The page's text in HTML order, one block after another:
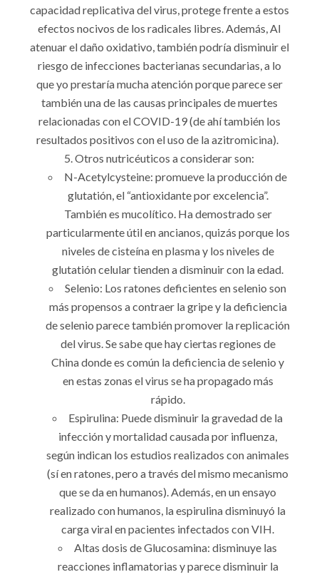
capacidad replicativa del virus, protege frente a estos
efectos nocivos de los radicales libres. Además, Al
atenuar el daño oxidativo, también podría disminuir el
riesgo de infecciones bacterianas secundarias, a lo
que yo prestaría mucha atención porque parece ser
también una de las causas principales de muertes
relacionadas con el COVID-19 (de ahí también los
resultados positivos con el uso de la azitromicina).
Otros nutricéuticos a considerar son:
N-Acetylcysteine: promueve la producción de
glutatión, el “antioxidante por excelencia”.
También es mucolítico. Ha demostrado ser
particularmente útil en ancianos, quizás porque los
niveles de cisteína en plasma y los niveles de
glutatión celular tienden a disminuir con la edad.
Selenio: Los ratones deficientes en selenio son
más propensos a contraer la gripe y la deficiencia
de selenio parece también promover la replicación
del virus. Se sabe que hay ciertas regiones de
China donde es común la deficiencia de selenio y
en estas zonas el virus se ha propagado más
rápido.
Espirulina: Puede disminuir la gravedad de la
infección y mortalidad causada por influenza,
según indican los estudios realizados con animales
(sí en ratones, pero a través del mismo mecanismo
que se da en humanos). Además, en un ensayo
realizado con humanos, la espirulina disminuyó la
carga viral en pacientes infectados con VIH.
Altas dosis de Glucosamina: disminuye las
reacciones inflamatorias y parece disminuir la